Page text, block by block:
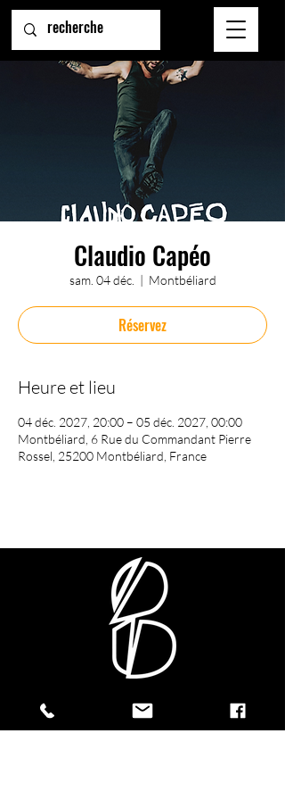
Claudio Capéo
sam. 04 déc.
  |
Montbéliard
Réservez
Heure et lieu
04 déc. 2027, 20:00 – 05 déc. 2027, 00:00
Montbéliard, 6 Rue du Commandant Pierre
Rossel, 25200 Montbéliard, France